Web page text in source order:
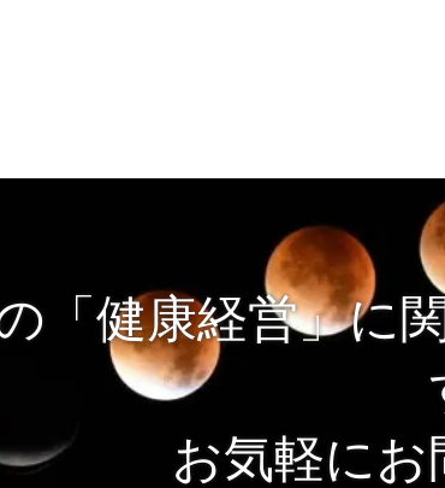
「健康経営」に
お気軽に